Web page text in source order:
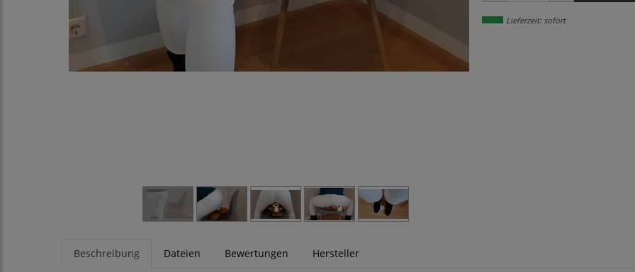
Lieferzeit: sofort
Beschreibung Dateien Bewertungen Hersteller